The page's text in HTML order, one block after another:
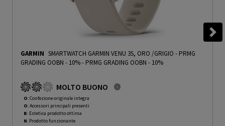
GARMIN SMARTWATCH GARMIN VENU 3S, ORO /GRIGIO - PRMG
GRADING OOBN - 10%- PRMG GRADING OOBN - 10%
MOLTO BUONO
O: Confezione originale integra
O: Accessori principali presenti
B: Estetica prodotto ottima
N: Prodotto funzionante